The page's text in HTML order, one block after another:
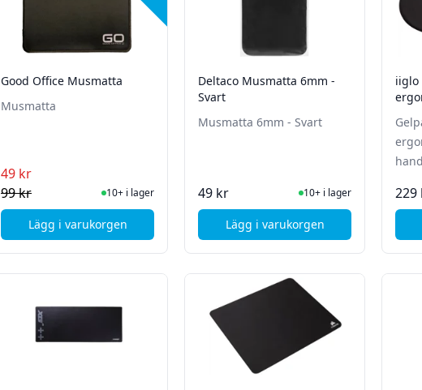
Good Office Musmatta
Musmatta
49 kr
99 kr
I Lager10+ i lager
Lägg i varukorgen, Good Office Musmatta
Deltaco Musmatta 6mm -
Svart
Musmatta 6mm - Svart
49 kr I Lager10+ i lager
Lägg i varukorgen, Deltaco Musmatta 6mm -
iiglo
229